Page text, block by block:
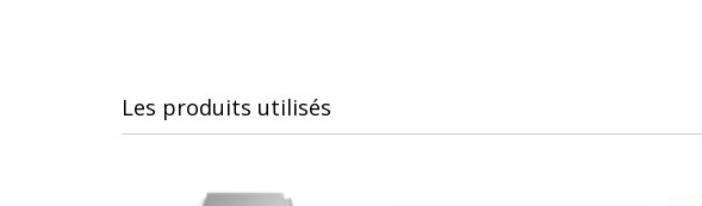
Les produits utilisés